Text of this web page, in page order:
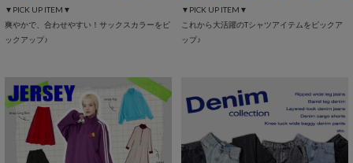
▼PICK UP ITEM▼
爽やかで、合わせやすい！サックスカラーをピ
ックアップ♪
▼PICK UP ITEM▼
これから大活躍のTシャツアイテムをピックア
ップ♪